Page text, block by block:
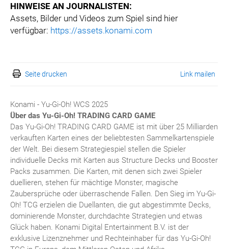
HINWEISE AN JOURNALISTEN:
Assets, Bilder und Videos zum Spiel sind hier
verfügbar: https://assets.konami.com
Seite drucken Link mailen
Konami - Yu-Gi-Oh! WCS 2025
Über das Yu-Gi-Oh! TRADING CARD GAME
Das Yu-Gi-Oh! TRADING CARD GAME ist mit über 25 Milliarden
verkauften Karten eines der beliebtesten Sammelkartenspiele
der Welt. Bei diesem Strategiespiel stellen die Spieler
individuelle Decks mit Karten aus Structure Decks und Booster
Packs zusammen. Die Karten, mit denen sich zwei Spieler
duellieren, stehen für mächtige Monster, magische
Zaubersprüche oder überraschende Fallen. Den Sieg im Yu-Gi-
Oh! TCG erzielen die Duellanten, die gut abgestimmte Decks,
dominierende Monster, durchdachte Strategien und etwas
Glück haben. Konami Digital Entertainment B.V. ist der
exklusive Lizenznehmer und Rechteinhaber für das Yu-Gi-Oh!